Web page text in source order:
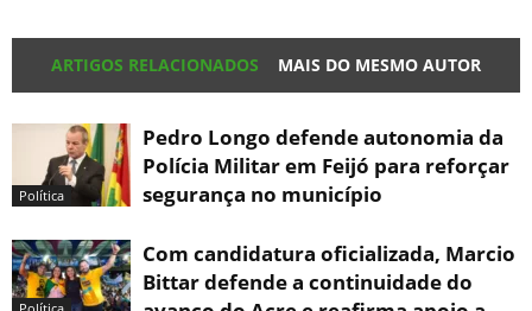
ARTIGOS RELACIONADOS MAIS DO MESMO AUTOR
Política
Pedro Longo defende autonomia da
Polícia Militar em Feijó para reforçar
segurança no município
Com candidatura oficializada, Marcio
Bittar defende a continuidade do